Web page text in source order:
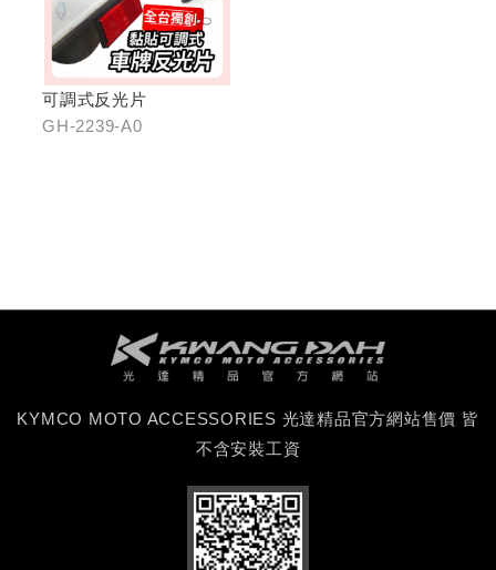
可調式反光片
GH-2239-A0
KYMCO MOTO ACCESSORIES 光達精品官方網站售價 皆
不含安裝工資